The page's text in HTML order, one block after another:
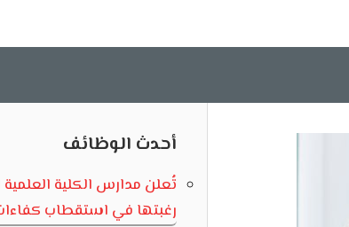
أحدث الوظائف
تُعلن مدارس الكلية
رغبتها في استقطاب كفاءات